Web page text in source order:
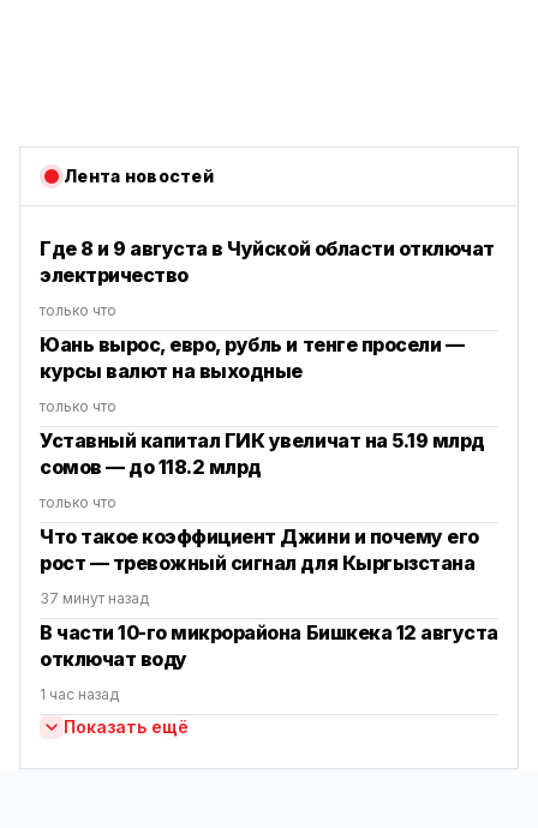
Лента новостей
Где 8 и 9 августа в Чуйской области отключат
электричество
только что
Юань вырос, евро, рубль и тенге просели —
курсы валют на выходные
только что
Уставный капитал ГИК увеличат на 5.19 млрд
сомов — до 118.2 млрд
только что
Что такое коэффициент Джини и почему его
рост — тревожный сигнал для Кыргызстана
37 минут назад
В части 10-го микрорайона Бишкека 12 августа
отключат воду
1 час назад
Показать ещё